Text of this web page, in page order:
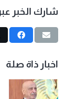
شارك الخبر
اخبار ذاة صلة